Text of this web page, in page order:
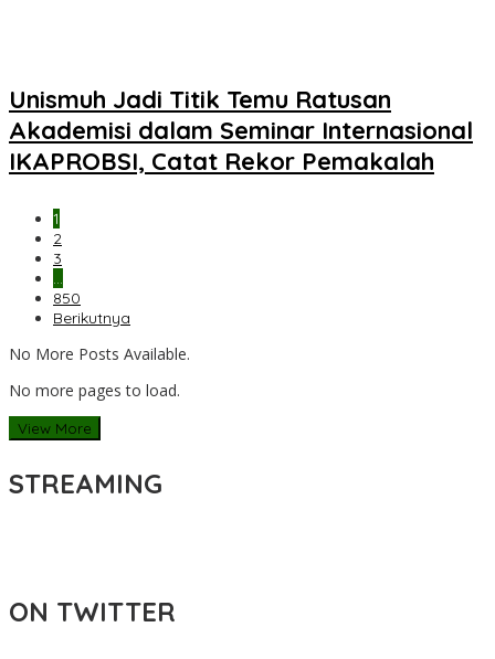
Unismuh Jadi Titik Temu Ratusan
Akademisi dalam Seminar Internasional
IKAPROBSI, Catat Rekor Pemakalah
1
2
3
…
850
Berikutnya
No More Posts Available.
No more pages to load.
View More
STREAMING
ON TWITTER